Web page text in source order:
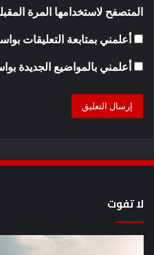
المتصفح لاستخدامها المرة
أعلمني بمتابعة التعليقات
أعلمني بالمواضيع الجديدة
لا تفوت